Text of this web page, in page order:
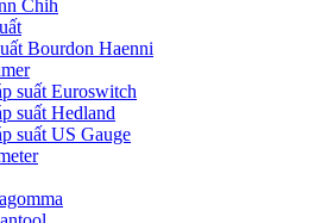
Chih
Bourdon Haenni
suất Euroswitch
suất Hedland
suất US Gauge